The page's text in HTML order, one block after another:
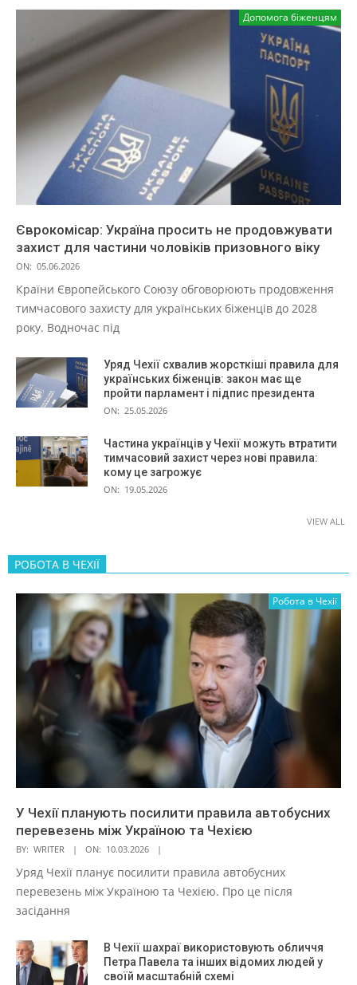
Допомога біженцям
Єврокомісар: Україна просить не продовжувати
захист для частини чоловіків призовного віку
ON: 05.06.2026
Країни Європейського Союзу обговорюють продовження
тимчасового захисту для українських біженців до 2028
року. Водночас під
Уряд Чехії схвалив жорсткіші правила для
українських біженців: закон має ще
пройти парламент і підпис президента
ON: 25.05.2026
Частина українців у Чехії можуть втратити
тимчасовий захист через нові правила:
кому це загрожує
ON: 19.05.2026
VIEW ALL
РОБОТА В ЧЕХІЇ
Робота в Чехії
У Чехії планують посилити правила автобусних
перевезень між Україною та Чехією
BY: WRITER ON: 10.03.2026
Уряд Чехії планує посилити правила автобусних
перевезень між Україною та Чехією. Про це після
засідання
В Чехії шахраї використовують обличчя
Петра Павела та інших відомих людей у
своїй масштабній схемі